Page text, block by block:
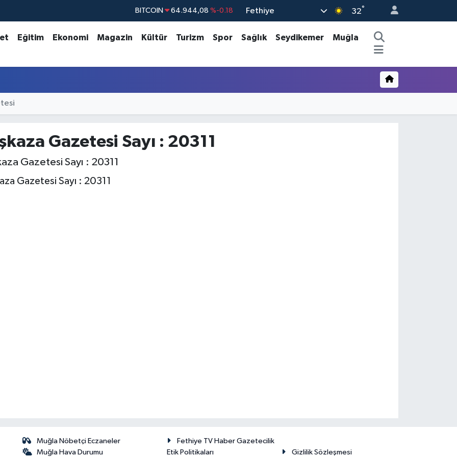
BITCOIN 64.944,08 %-0.18
STERLİN 64,4811 %0.38
Fethiye 32°
Eğitim Ekonomi Magazin Kültür Turizm Spor Sağlık Seydikemer
Muğla
Gazetesi Sayı : 20311
Gazetesi Sayı : 20311
Gazetesi Sayı : 20311
Muğla Nöbetçi Eczaneler
Muğla Hava Durumu
Fethiye TV Haber Gazetecilik
Etik Politikaları
Gizlilik Sözleşmesi